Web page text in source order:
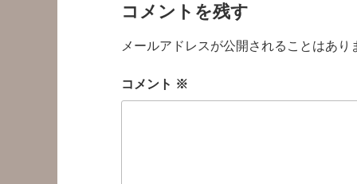
コメントを残す
メールアドレスが公開されることはあり
コメント ※